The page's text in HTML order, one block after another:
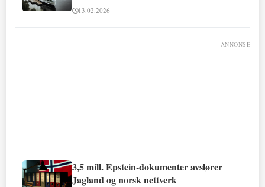
13.02.2026
ANNONSE
3,5 mill. Epstein-dokumenter avslører
Jagland og norsk nettverk